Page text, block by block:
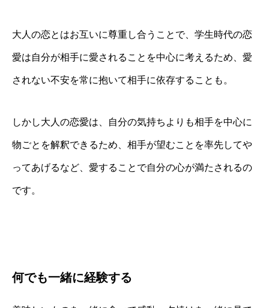
大人の恋とはお互いに尊重し合うことで、学生時代の恋
愛は自分が相手に愛されることを中心に考えるため、愛
されない不安を常に抱いて相手に依存することも。
しかし大人の恋愛は、自分の気持ちよりも相手を中心に
物ごとを解釈できるため、相手が望むことを率先してや
ってあげるなど、愛することで自分の心が満たされるの
です。
何でも一緒に経験する